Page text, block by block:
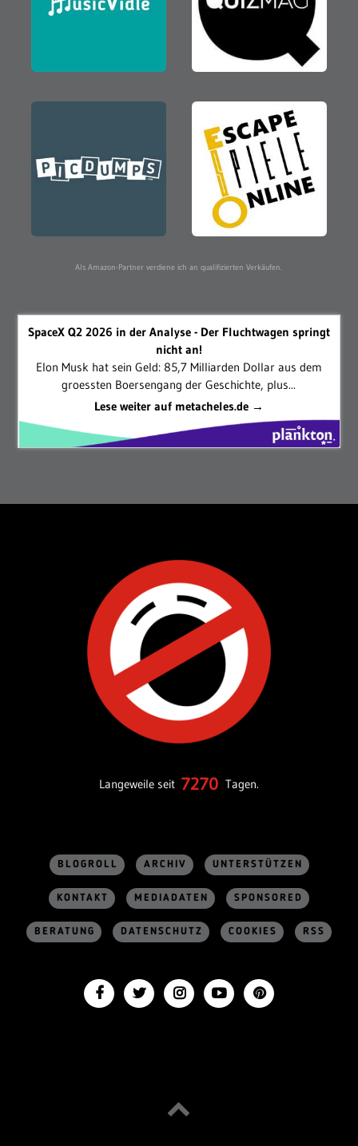
Als Amazon-Partner verdiene ich an qualifizierten Verkäufen.
SpaceX Q2 2026 in der Analyse - Der Fluchtwagen springt
nicht an!
Elon Musk hat sein Geld: 85,7 Milliarden Dollar aus dem
groessten Boersengang der Geschichte, plus...
Lese weiter auf metacheles.de →
Langeweile seit 7270 Tagen.
BLOGROLL ARCHIV UNTERSTÜTZEN
KONTAKT MEDIADATEN SPONSORED
BERATUNG DATENSCHUTZ COOKIES RSS